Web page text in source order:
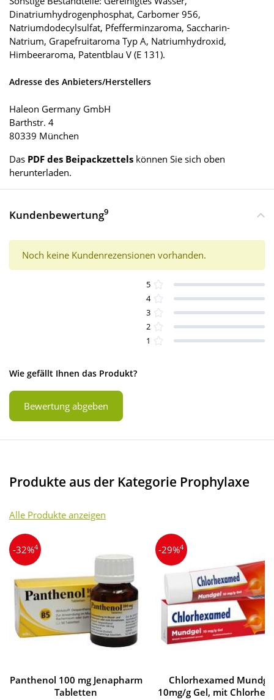
Dinatriumhydrogenphosphat, Carbomer 956,
Natriumdodecylsulfat, Pfefferminzaroma, Saccharin-
Natrium, Grapefruitaroma Typ A, Natriumhydroxid,
Himbeeraroma, Patentblau V (E 131).
Adresse des Anbieters/Herstellers
Haleon Germany GmbH
Barthstr. 4
80339 München
Das PDF des Beipackzettels können Sie sich oben
herunterladen.
Kundenbewertung9
Noch keine Kundenrezensionen vorhanden.
5
4
3
2
1
Wie gefällt Ihnen das Produkt?
Bewertung abgeben
Produkte aus der Kategorie Prophylaxe
Alle Produkte anzeigen
-32%4
Panthenol 100 mg Jenapharm
Tabletten
-29%4
Chlorhexamed
10mg/g Gel, mit